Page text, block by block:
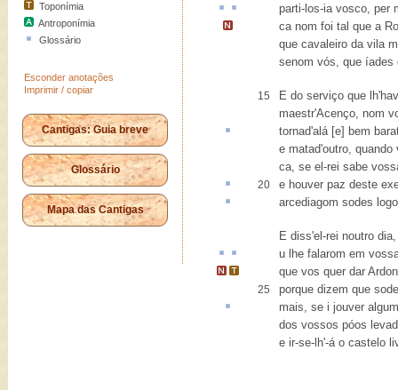
Toponímia
Antroponímia
Glossário
Esconder anotações
Imprimir / copiar
Cantigas: Guia breve
Glossário
Mapa das Cantigas
parti-los-ia vosco, per
ca nom foi tal que a
que cavaleiro da vila
senom vós, que íades
15
E do serviço que
maestr'Acenço, nom
tornad'alá [e] bem
e matad'outro, quando
ca, se el-rei sabe
20 e houver paz deste
arcediagom sodes
E diss'el-rei noutro
u lhe falarom em
que vos quer dar Ardon
25
porque dizem que
mais, se i jouver
dos vossos póos
e ir-se-lh'-á o castelo